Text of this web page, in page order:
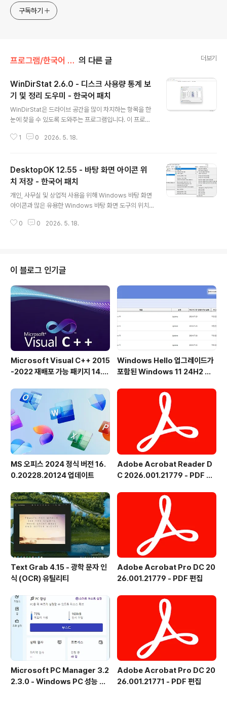
구독하기
프로그램/한국어 패치 의 다른 글 더보기
WinDirStat 2.6.0 - 디스크 사용량 통계 보
기 및 정리 도우미 - 한국어 패치
WinDirStat은 드라이브 공간을 많이 차지하는 항목을 한
눈에 찾을 수 있도록 도와주는 프로그램입니다. 이 프로그
로 표시하여 용량이 큰 파일과 디렉터리에 더 큰 영역을 할
세히 살펴봐야 하는지 한눈에 파악할 수 있습니다.디렉터
리 트리는 트리 목록과 트리맵으로 동시에 표시됩니다. 이
를 통해 드라이브의 사용량 비율을 쉽게 확인할 수 있습니
다.WinDirStat의 배경 및 다른 운영 체제용 버전에 대한
자세한 내용은 WinDirStat 웹사이트를 참조하십시오.Wi
nDirStat은 Microsoft Windows 클라이언트 및 서버용
1 0 2026. 5. 18.
DesktopOK 12.55 - 바탕 화면 아이콘 위
치 저장 - 한국어 패치
개인, 사무실 및 상업적 사용을 위해 Windows 바탕 화면
아이콘과 많은 유용한 Windows 바탕 화면 도구의 위치
자주 변경해야 하는 사용자에게 작지만 효과적인 솔루션입
다. 아이콘 저장뿐만 아니라,이 프로그램은 모든 Window
s OS에서 일상적인 작업을 위한 다른 유용한 기능도 제공
합니다!DesktopOK의 주요 기능◆ 각 화면 해상도에 대
해 좋아하는 아이콘 위치를 저장합니다.◆ Windows 용
유용한 데스크톱 도구◆ 화면의 모든 창을 쉽게 최소화◆
0 0 2026. 5. 18.
이 블로그 인기글
Microsoft Visual C++ 2015
-2022 재배포 가능 패키지 14.5
Windows Hello 업그레이드가
포함된 Windows 11 24H2 및
출시
MS 오피스 2024 정식 버전 16.
0.20228.20124 업데이트
Adobe Acrobat Reader D
C 2026.001.21779 - PDF 뷰
Text Grab 4.15 - 광학 문자 인
식 (OCR) 유틸리티
Adobe Acrobat Pro DC 20
26.001.21779 - PDF 편집
Microsoft PC Manager 3.2
2.3.0 - Windows PC 성능 향
Adobe Acrobat Pro DC 20
26.001.21771 - PDF 편집